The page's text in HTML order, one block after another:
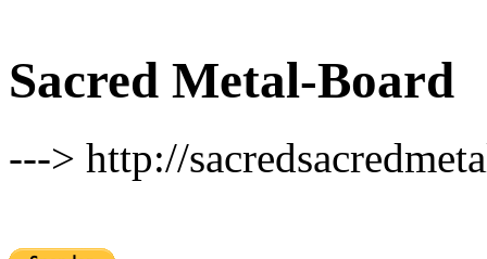
Sacred Metal-Board
---> http://